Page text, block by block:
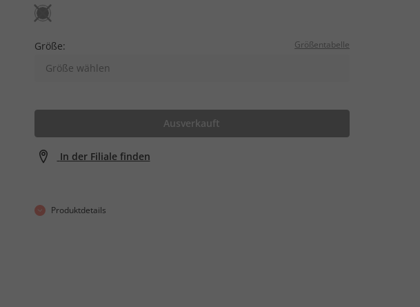
Größe: Größentabelle
Größe wählen
Ausverkauft
In der Filiale finden
Produktdetails